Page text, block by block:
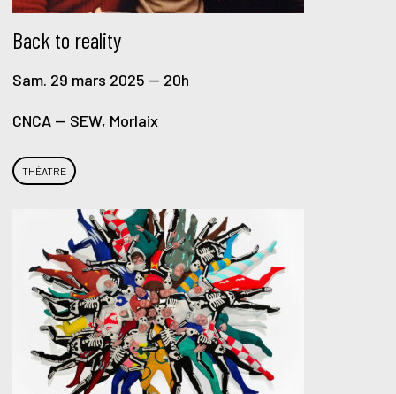
Back to reality
Sam. 29 mars 2025 — 20h
CNCA — SEW, Morlaix
THÉATRE